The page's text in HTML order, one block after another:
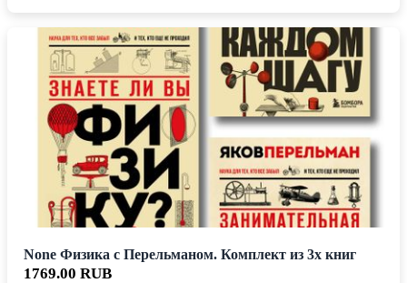
None Физика с Перельманом. Комплект из 3х книг
1769.00 RUB